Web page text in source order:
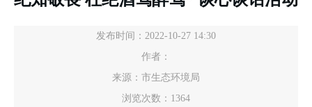
发布时间：2022-10-27 14:30
作者：
来源：市生态环境局
浏览次数： 1364